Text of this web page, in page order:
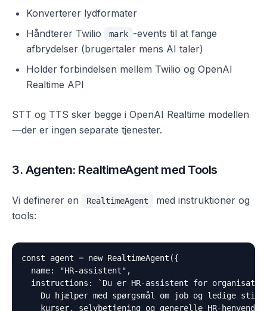
Konverterer lydformater
Håndterer Twilio
mark -events til at fange
afbrydelser (brugertaler mens AI taler)
Holder forbindelsen mellem Twilio og OpenAI
Realtime API
STT og TTS sker begge i OpenAI Realtime modellen
—der er ingen separate tjenester.
3. Agenten: RealtimeAgent med Tools
Vi definerer en RealtimeAgent
med instruktioner og
tools:
const agent = new RealtimeAgent({
  name: "HR-assistent",
instructions: `Du er HR-assistent for
Du hjælper med spørgsmål om job og ledige
kurser, selvbetjening og generelle HR-